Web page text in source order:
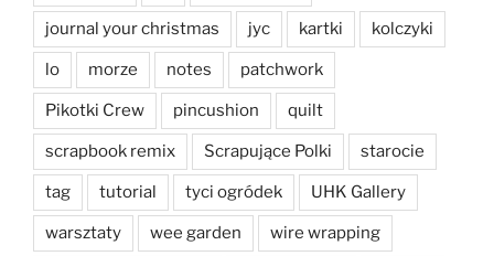
journal your christmas jyc kartki kolczyki
lo morze notes patchwork
Pikotki Crew pincushion quilt
scrapbook remix Scrapujące Polki starocie
tag tutorial tyci ogródek UHK Gallery
warsztaty wee garden wire wrapping